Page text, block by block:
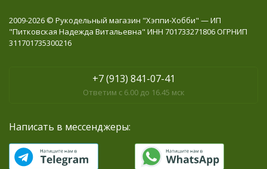
2009-2026 © Рукодельный магазин "Хэппи-Хобби" — ИП
"Питковская Надежда Витальевна" ИНН 701733271806 ОГРНИП
311701735300216
+7 (913) 841-07-41
Ответим с 6.00 до 16.45 мск
Написать в мессенджеры: